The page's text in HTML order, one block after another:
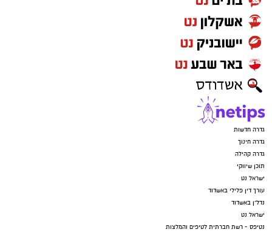
גדרה חדשות
גדרה חינוך
גדרה קהילה
תוכן שיווקי
ישראל נט
עורך דין פלילי באשדוד
נדל"ן באשדוד
ישראל נט
נטיפס - רשת חברתית לטיפים והמלצות